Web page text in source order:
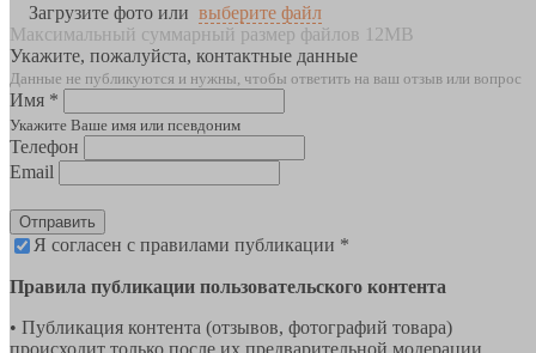
Загрузите фото или выберите файл
Максимальный суммарный размер файлов 12MB
Укажите, пожалуйста, контактные данные
Данные не публикуются и нужны, чтобы ответить на ваш отзыв или вопрос
Имя *
Укажите Ваше имя или псевдоним
Телефон
Email
Отправить
Я согласен с правилами публикации *
Правила публикации пользовательского контента
• Публикация контента (отзывов, фотографий товара)
происходит только после их предварительной модерации